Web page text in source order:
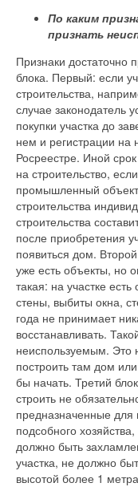
По каким
признать
Признаки достаточно
блока. Первый: если
строительства,
случае законодатель
покупки участка до
нем и регистрации на
Росреестре. Иной
на строительство,
промышленный
строительства
строительства
после приобретения
появиться дом.
уже есть объекты, но
такая: на участке
стены, выбиты окна,
года не принимает
восстанавливать.
неиспользуемым. Это
построить там дом
бы начать. Третий
строить не
предназначенные для
подсобного
должно быть
участка, не должно
высотой более 1